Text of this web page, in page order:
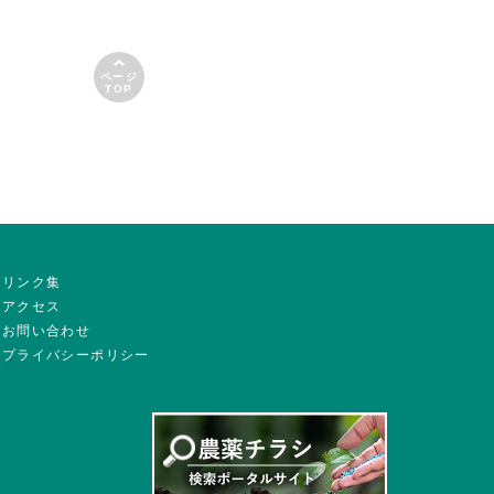
ページ
TOP
リンク集
アクセス
お問い合わせ
プライバシーポリシー